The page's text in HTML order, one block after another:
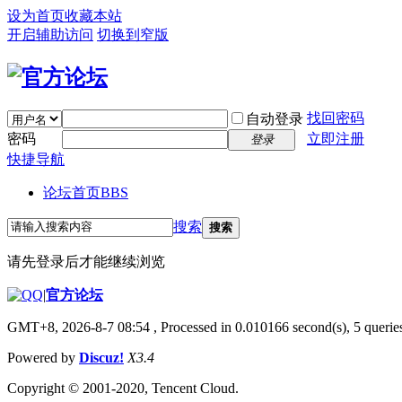
设为首页收藏本站
开启辅助访问 切换到窄版
自动登录 找回密码
密码
登录
立即注册
快捷导航
论坛首页BBS
搜索 搜索
请先登录后才能继续浏览
|官方论坛
GMT+8, 2026-8-7 08:54 , Processed in 0.010166 second(s), 5
Powered by Discuz! X3.4
Copyright © 2001-2020, Tencent Cloud.